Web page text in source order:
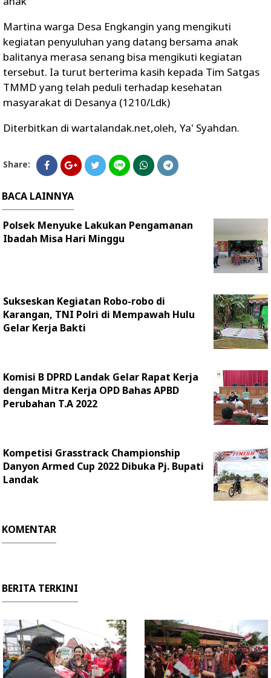
Martina warga Desa Engkangin yang mengikuti
kegiatan penyuluhan yang datang bersama anak
balitanya merasa senang bisa mengikuti kegiatan
tersebut. Ia turut berterima kasih kepada Tim Satgas
TMMD yang telah peduli terhadap kesehatan
masyarakat di Desanya (1210/Ldk)
Diterbitkan di wartalandak.net,oleh, Ya' Syahdan.
Share:
BACA LAINNYA
Polsek Menyuke Lakukan Pengamanan
Ibadah Misa Hari Minggu
Sukseskan Kegiatan Robo-robo di
Karangan, TNI Polri di Mempawah Hulu
Gelar Kerja Bakti
Komisi B DPRD Landak Gelar Rapat Kerja
dengan Mitra Kerja OPD Bahas APBD
Perubahan T.A 2022
Kompetisi Grasstrack Championship
Danyon Armed Cup 2022 Dibuka Pj. Bupati
Landak
KOMENTAR
BERITA TERKINI